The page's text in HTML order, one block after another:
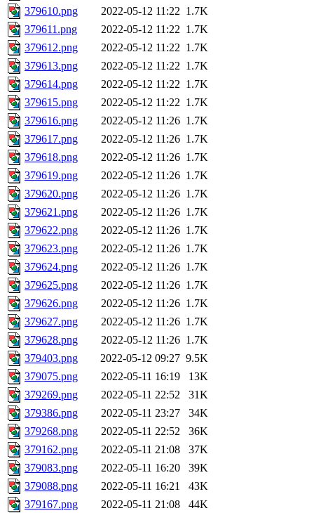
379610.png
2022-05-12 11:22 1.7K
379611.png
2022-05-12 11:22 1.7K
379612.png
2022-05-12 11:22 1.7K
379613.png
2022-05-12 11:22 1.7K
379614.png
2022-05-12 11:22 1.7K
379615.png
2022-05-12 11:22 1.7K
379616.png
2022-05-12 11:26 1.7K
379617.png
2022-05-12 11:26 1.7K
379618.png
2022-05-12 11:26 1.7K
379619.png
2022-05-12 11:26 1.7K
379620.png
2022-05-12 11:26 1.7K
379621.png
2022-05-12 11:26 1.7K
379622.png
2022-05-12 11:26 1.7K
379623.png
2022-05-12 11:26 1.7K
379624.png
2022-05-12 11:26 1.7K
379625.png
2022-05-12 11:26 1.7K
379626.png
2022-05-12 11:26 1.7K
379627.png
2022-05-12 11:26 1.7K
379628.png
2022-05-12 11:26 1.7K
379403.png
2022-05-12 09:27 9.5K
379075.png
2022-05-11 16:19
13K
379269.png
2022-05-11 22:52
31K
379386.png
2022-05-11 23:27
34K
379268.png
2022-05-11 22:52
36K
379162.png
2022-05-11 21:08
37K
379083.png
2022-05-11 16:20
39K
379088.png
2022-05-11 16:21
43K
379167.png
2022-05-11 21:08
44K